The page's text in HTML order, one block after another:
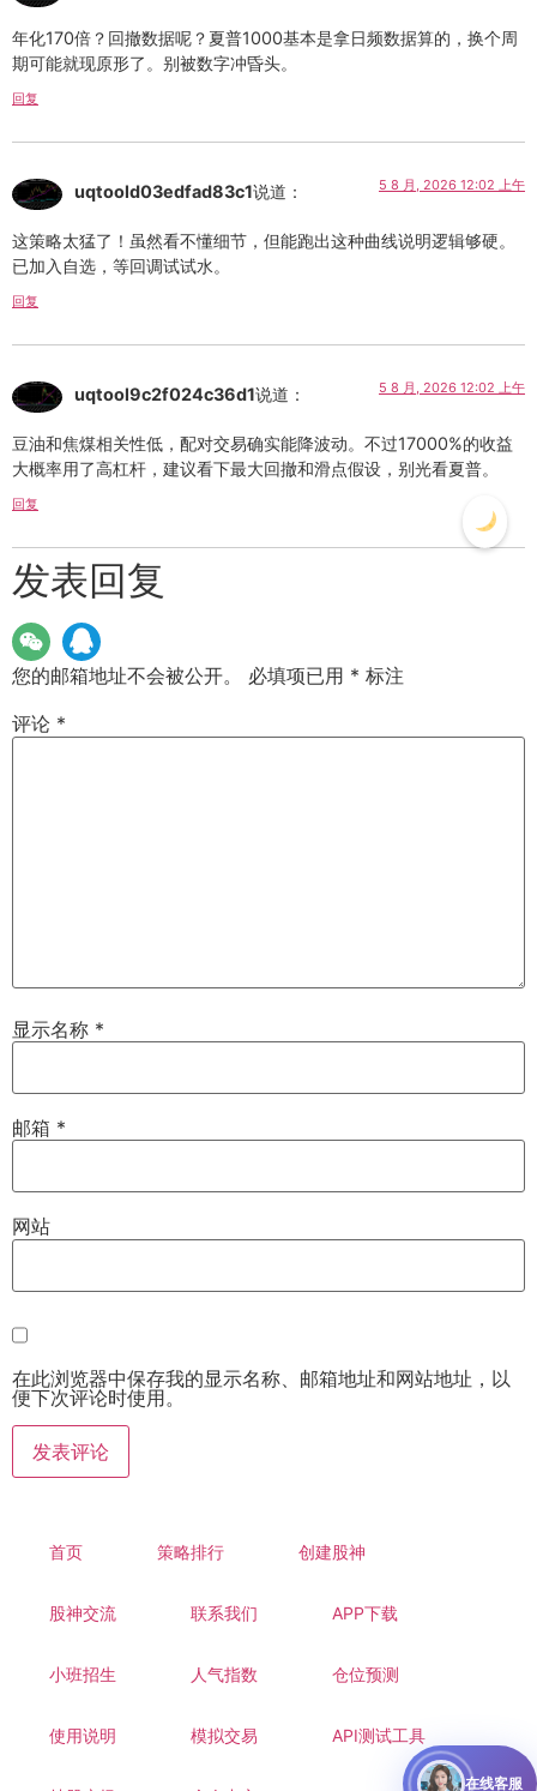
年化170倍？回撤数据呢？夏普1000基本是拿日频数据算的，换个周
期可能就现原形了。别被数字冲昏头。
回复
uqtoold03edfad83c1说道： 5 8 月, 2026 12:02 上午
这策略太猛了！虽然看不懂细节，但能跑出这种曲线说明逻辑够硬。
已加入自选，等回调试试水。
回复
uqtool9c2f024c36d1说道： 5 8 月, 2026 12:02 上午
豆油和焦煤相关性低，配对交易确实能降波动。不过17000%的收益
大概率用了高杠杆，建议看下最大回撤和滑点假设，别光看夏普。
回复
发表回复
您的邮箱地址不会被公开。 必填项已用 * 标注
评论 *
显示名称 *
邮箱 *
网站
在此浏览器中保存我的显示名称、邮箱地址和网站地址，以
便下次评论时使用。
首页 策略排行 创建股神
股神交流 联系我们 APP下载
小班招生 人气指数 仓位预测
使用说明 模拟交易 API测试工具
在线客服